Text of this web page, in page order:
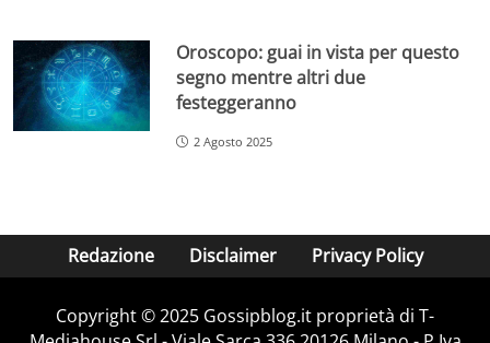
Oroscopo: guai in vista per questo
segno mentre altri due
festeggeranno
2 Agosto 2025
Redazione Disclaimer Privacy Policy
Copyright © 2025 Gossipblog.it proprietà di T-